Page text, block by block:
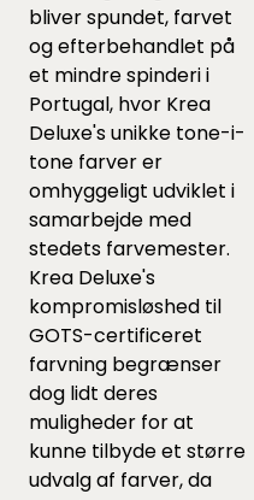
bliver spundet, farvet
og efterbehandlet på
et mindre spinderi i
Portugal, hvor Krea
Deluxe's unikke tone-i-
tone farver er
omhyggeligt udviklet i
samarbejde med
stedets farvemester.
Krea Deluxe's
kompromisløshed til
GOTS-certificeret
farvning begrænser
dog lidt deres
muligheder for at
kunne tilbyde et større
udvalg af farver, da